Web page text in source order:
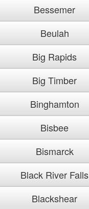
Bessemer
Beulah
Big Rapids
Big Timber
Binghamton
Bisbee
Bismarck
Black River Falls
Blackshear